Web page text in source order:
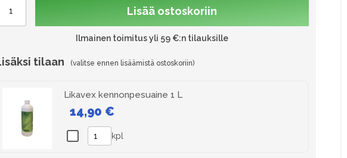
Lisää ostoskoriin
Ilmainen toimitus yli 59 €:n tilauksille
tilaan
Likavex kennonpesuaine 1 L
14,90 €
kpl